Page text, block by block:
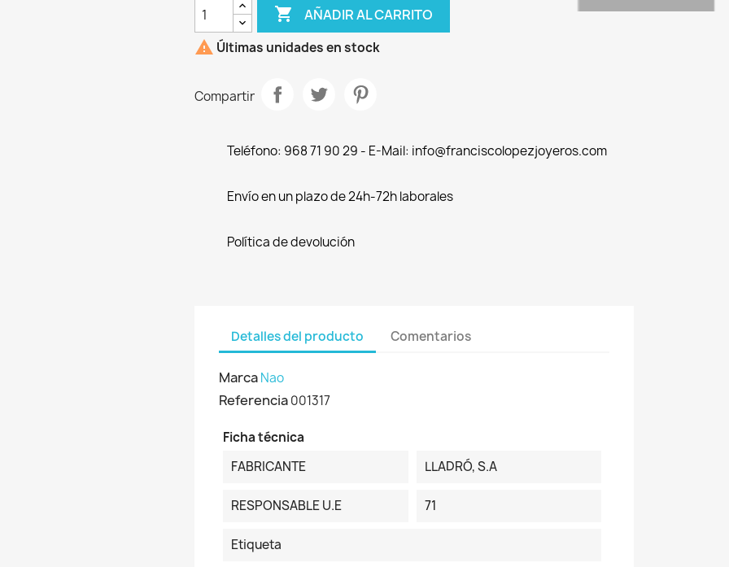
 AÑADIR AL CARRITO
 Últimas unidades en stock
Compartir
Teléfono: 968 71 90 29 - E-Mail: info@franciscolopezjoyeros.com
Envío en un plazo de 24h-72h laborales
Política de devolución
Detalles del producto Comentarios
MarcaNao
Referencia001317
Ficha técnica
FABRICANTE
LLADRÓ, S.A
RESPONSABLE U.E 71
Etiqueta